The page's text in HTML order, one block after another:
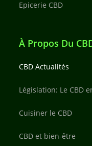
Epicerie CBD
À Propos Du
CBD Actualités
Législation: Le CBD
Cuisiner le CBD
CBD et bien-être